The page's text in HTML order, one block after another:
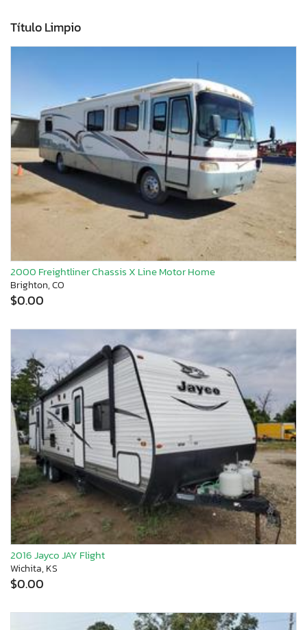
Título Limpio
2000 Freightliner Chassis X Line Motor Home
Brighton, CO
$0.00
2016 Jayco JAY Flight
Wichita, KS
$0.00